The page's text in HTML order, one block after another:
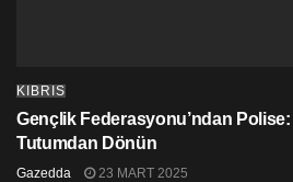
KIBRIS
Gençlik Federasyonu’ndan
Tutumdan Dönün
Gazedda 23 MART 2025